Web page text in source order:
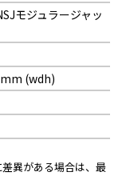
モジュラージャッ
mm (wdh)
異がある場合は、最